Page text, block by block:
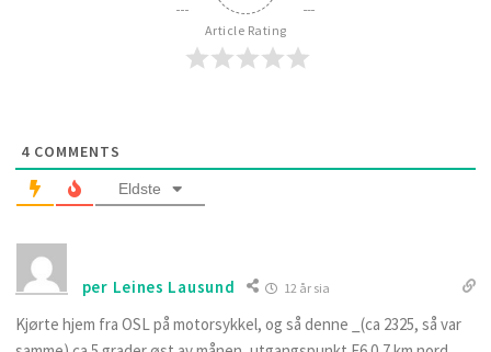
Article Rating
4COMMENTS
Eldste
per Leines Lausund 12 år sia
Kjørte hjem fra OSL på motorsykkel, og så denne _(ca 2325, så var